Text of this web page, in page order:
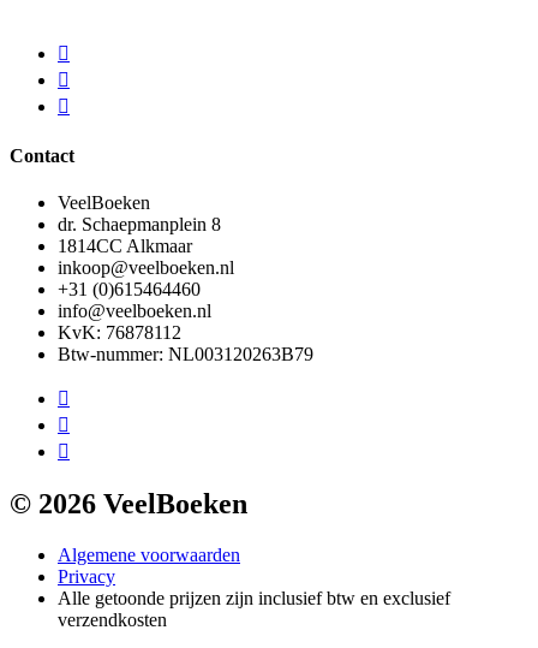
Contact
VeelBoeken
dr. Schaepmanplein 8
1814CC Alkmaar
inkoop@veelboeken.nl
+31 (0)615464460
info@veelboeken.nl
KvK: 76878112
Btw-nummer: NL003120263B79
© 2026 VeelBoeken
Algemene voorwaarden
Privacy
Alle getoonde prijzen zijn inclusief btw en exclusief
verzendkosten